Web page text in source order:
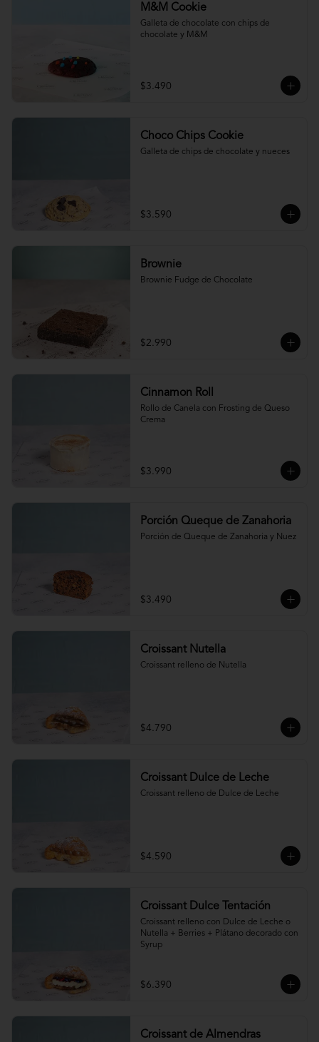
M&M Cookie
Galleta de chocolate con chips de
chocolate y M&M
$3.490
Choco Chips Cookie
Galleta de chips de chocolate y nueces
$3.590
Brownie
Brownie Fudge de Chocolate
$2.990
Cinnamon Roll
Rollo de Canela con Frosting de Queso
Crema
$3.990
Porción Queque de Zanahoria
Porción de Queque de Zanahoria y Nuez
$3.490
Croissant Nutella
Croissant relleno de Nutella
$4.790
Croissant Dulce de Leche
Croissant relleno de Dulce de Leche
$4.590
Croissant Dulce Tentación
Croissant relleno con Dulce de Leche o
Nutella + Berries + Plátano decorado con
Syrup
$6.390
Croissant de Almendras